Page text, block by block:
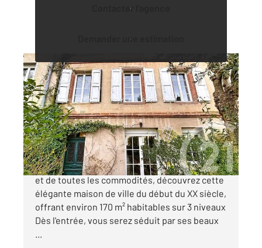
Contacter l'agence
Demander une estimation
ALBI 81
170 m2, 7 pièces
Ref : 2081
Maison à vendre
299 000 €
Idéalement située à deux pas du centre-ville
et de toutes les commodités, découvrez cette
élégante maison de ville du début du XX siècle,
offrant environ 170 m² habitables sur 3 niveaux
Dès l'entrée, vous serez séduit par ses beaux
...